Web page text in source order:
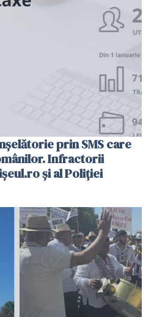
prin SMS care
Infractorii
și al Poliției